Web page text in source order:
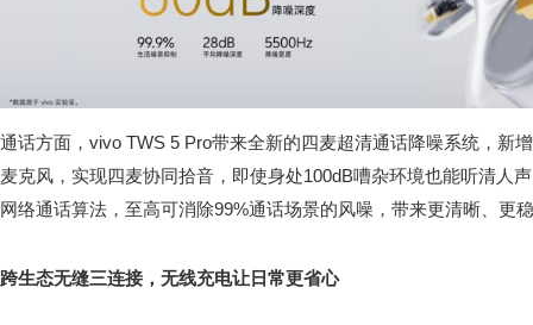
通话方面，vivo TWS 5 Pro带来全新的四麦超清通话降噪系统，新
麦克风，实现四麦协同拾音，即使身处100dB嘈杂环境也能听清人
网络通话算法，至高可消除99%通话场景的风噪，带来更清晰、更
跨生态无缝三连接，无线充电让日常更省心